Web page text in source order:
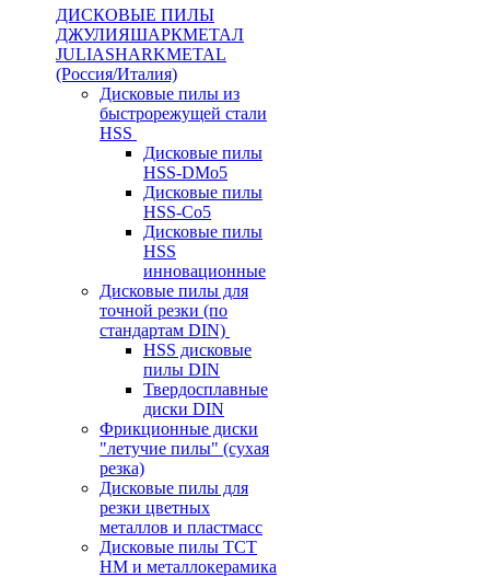
ДИСКОВЫЕ ПИЛЫ
ДЖУЛИЯШАРКМЕТАЛ
JULIASHARKMETAL
(Россия/Италия)
Дисковые пилы из
быстрорежущей стали
HSS
Дисковые пилы
HSS-DMo5
Дисковые пилы
HSS-Co5
Дисковые пилы
HSS
инновационные
Дисковые пилы для
точной резки (по
стандартам DIN)
HSS дисковые
пилы DIN
Твердосплавные
диски DIN
Фрикционные диски
"летучие пилы" (сухая
резка)
Дисковые пилы для
резки цветных
металлов и пластмасс
Дисковые пилы ТСТ
НМ и металлокерамика